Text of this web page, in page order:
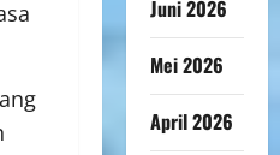
Juni 2026
Mei 2026
April 2026